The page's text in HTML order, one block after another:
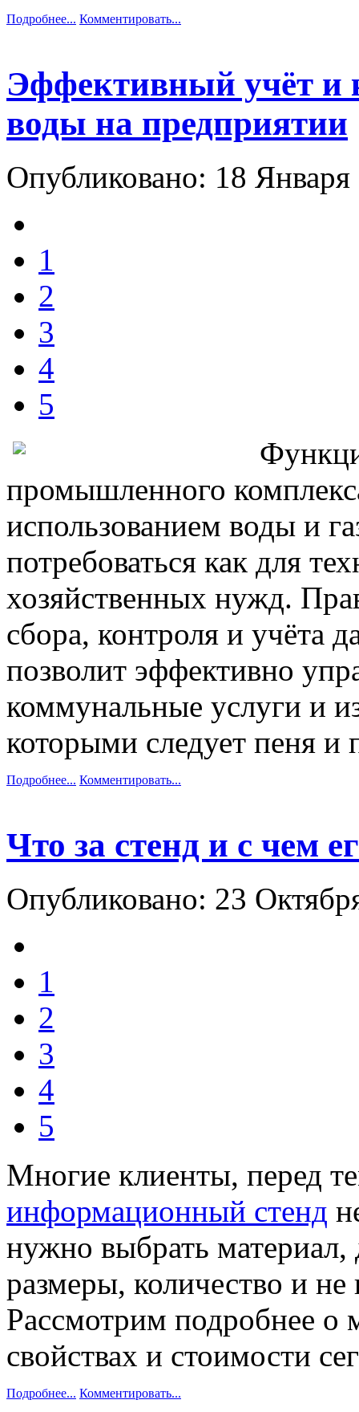
Подробнее... Комментировать...
Эффективный учёт и
воды на предприятии
Опубликовано: 18
1
2
3
4
5
промышленного
использованием воды и
потребоваться как для
хозяйственных нужд.
сбора, контроля и учёта
позволит эффективно
коммунальные услуги и
которыми следует пеня и
Подробнее... Комментировать...
Что за стенд и с чем
Опубликовано: 23
1
2
3
4
5
Многие клиенты, перед
информационный стенд
нужно выбрать материал,
размеры, количество и
Рассмотрим подробнее о
свойствах и стоимости
Подробнее... Комментировать...